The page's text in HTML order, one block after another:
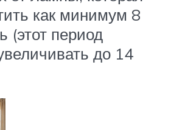
как минимум 8
(этот период
до 14